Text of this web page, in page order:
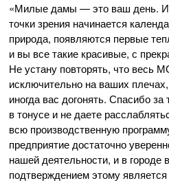
«Милые дамы — это ваш день.
точки зрения начинается
природа, появляются первые
и вы все такие красивые, с
Не устану повторять, что весь
исключительно на ваших
иногда вас догонять. Спасибо
в тонусе и не даете
всю производственную
предприятие достаточно
нашей деятельности, и в
подтверждением этому